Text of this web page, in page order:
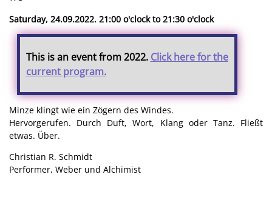
Saturday, 24.09.2022. 21:00 o'clock to 21:30 o'clock
This is an event from 2022. Click here for the
current program.
Minze klingt wie ein Zögern des Windes.
Hervorgerufen. Durch Duft, Wort, Klang oder Tanz. Fließt
etwas. Über.
Christian R. Schmidt
Performer, Weber und Alchimist